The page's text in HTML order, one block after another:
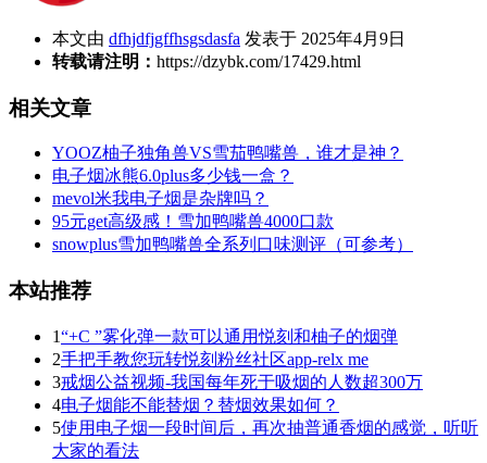
本文由 dfhjdfjgffhsgsdasfa 发表于 2025年4月9日
转载请注明： https://dzybk.com/17429.html
相关文章
YOOZ柚子独角兽VS雪茄鸭嘴兽，谁才是神？
电子烟冰熊6.0plus多少钱一盒？
mevol米我电子烟是杂牌吗？
95元get高级感！雪加鸭嘴兽4000口款
snowplus雪加鸭嘴兽全系列口味测评（可参考）
本站推荐
1“+C ”雾化弹一款可以通用悦刻和柚子的烟弹
2手把手教您玩转悦刻粉丝社区app-relx me
3戒烟公益视频-我国每年死于吸烟的人数超300万
4电子烟能不能替烟？替烟效果如何？
5使用电子烟一段时间后，再次抽普通香烟的感觉，听听
大家的看法